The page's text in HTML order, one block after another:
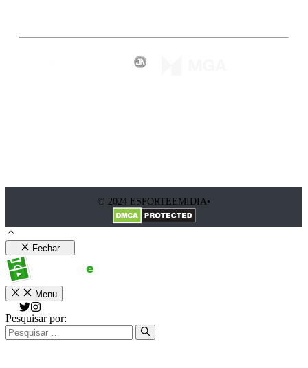
© 2024 ESPORTEEMIDIA•
Fechar
Menu
Pesquisar por: